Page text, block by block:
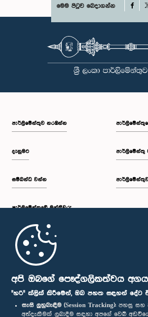
අපි ඔබගේ පෞද්ගලිකත්වය
"හරි" ක්ලික් කිරීමෙන්, ඔබ පහත සඳහන් දේට
සැසි ලුහුබැඳීම (Session Tracking): පහසු සහ
අත්දැකීමක් ලබාදීම සඳහා අපගේ වෙබ්
මෙම පිටුව බෙදාගන්න
පාර්ලි‌මේන්තුව නරඹන්න
දැනුමට
සම්බන්ධ වන්න
පාර්ලි‌මේන්තුවේ මන්ත්‍රීවරු
මුල් පිටුව
පාර්ලිමේන්තු
පාර්ලිමේන්තු ජංගම යෙදුම